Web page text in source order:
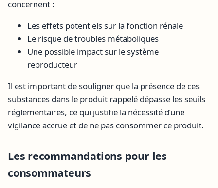
concernent :
Les effets potentiels sur la fonction rénale
Le risque de troubles métaboliques
Une possible impact sur le système
reproducteur
Il est important de souligner que la présence de ces
substances dans le produit rappelé dépasse les seuils
réglementaires, ce qui justifie la nécessité d’une
vigilance accrue et de ne pas consommer ce produit.
Les recommandations pour les
consommateurs